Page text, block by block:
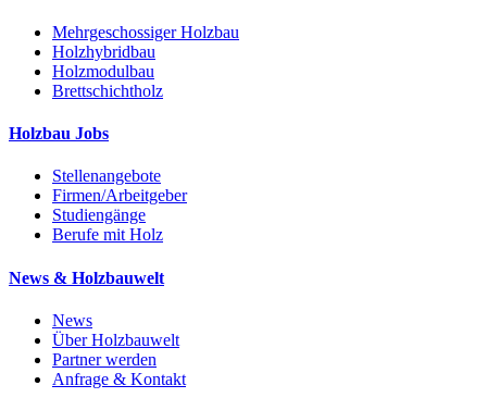
Mehrgeschossiger Holzbau
Holzhybridbau
Holzmodulbau
Brettschichtholz
Holzbau Jobs
Stellenangebote
Firmen/Arbeitgeber
Studiengänge
Berufe mit Holz
News & Holzbauwelt
News
Über Holzbauwelt
Partner werden
Anfrage & Kontakt